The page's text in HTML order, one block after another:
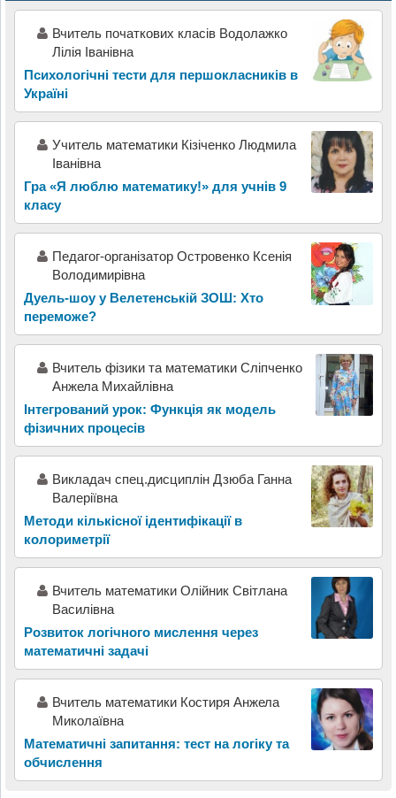
Вчитель початкових класів Водолажко
Лілія Іванівна
Психологічні тести для першокласників в
Україні
Учитель математики Кізіченко Людмила
Іванівна
Гра «Я люблю математику!» для учнів 9
класу
Педагог-організатор Островенко Ксенія
Володимирівна
Дуель-шоу у Велетенській ЗОШ: Хто
переможе?
Вчитель фізики та математики Cліпченко
Анжела Михайлівна
Інтегрований урок: Функція як модель
фізичних процесів
Викладач спец.дисциплін Дзюба Ганна
Валеріївна
Методи кількісної ідентифікації в
колориметрії
Вчитель математики Олійник Світлана
Василівна
Розвиток логічного мислення через
математичні задачі
Вчитель математики Костиря Анжела
Миколаївна
Математичні запитання: тест на логіку та
обчислення